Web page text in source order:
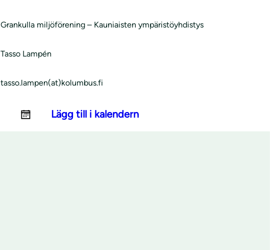
Grankulla miljöförening – Kauniaisten ympäristöyhdistys
Tasso Lampén
tasso.lampen(at)kolumbus.fi
Lägg till i kalendern